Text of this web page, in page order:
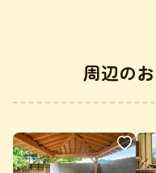
周辺の